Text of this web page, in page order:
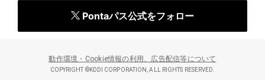
Pontaパス公式をフォロー
動作環境・Cookie情報の利用、広告配信等について
COPYRIGHT ©KDDI CORPORATION, ALL RIGHTS RESERVED.